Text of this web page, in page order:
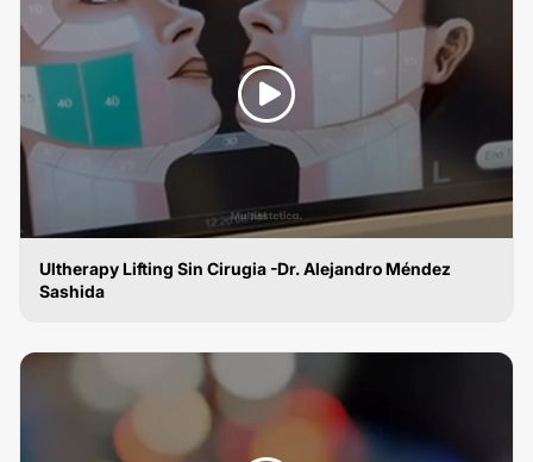
Ultherapy Lifting Sin Cirugia -Dr. Alejandro Méndez
Sashida